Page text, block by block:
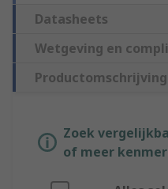
Datasheets
Wetgeving en
Productomschrijving
Zoek
of meer